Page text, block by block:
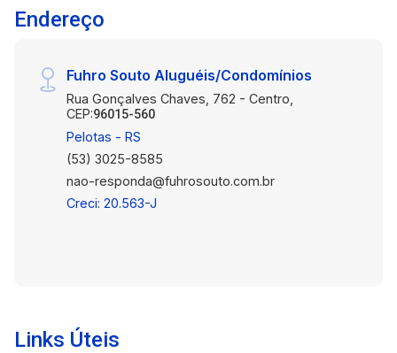
moderno. * Próximo ao Shopping Pelotas,
oferecendo opções de lazer, compras e
perfeito para atividades ao ar livre. * Fácil
acesso à Avenida Ferreira Viana, garantindo
mobilidade e conexão com toda a cidade. Ideal
para quem busca um lar aconchegante em uma
região em pleno crescimento!
Endereço
Fuhro Souto Aluguéis/Condomínios
Rua Gonçalves Chaves, 762 - Centro,
CEP:96015-560
Pelotas - RS
(53) 3025-8585
nao-responda@fuhrosouto.com.br
Creci: 20.563-J
Links Úteis